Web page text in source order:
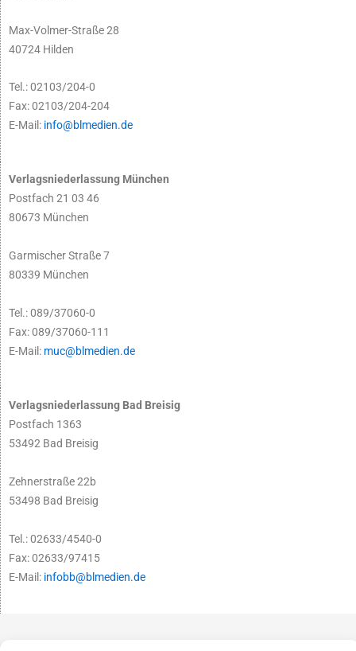
Max-Volmer-Straße 28
40724 Hilden
Tel.: 02103/204-0
Fax: 02103/204-204
E-Mail: info@blmedien.de
Verlagsniederlassung München
Postfach 21 03 46
80673 München
Garmischer Straße 7
80339 München
Tel.: 089/37060-0
Fax: 089/37060-111
E-Mail: muc@blmedien.de
Verlagsniederlassung Bad Breisig
Postfach 1363
53492 Bad Breisig
Zehnerstraße 22b
53498 Bad Breisig
Tel.: 02633/4540-0
Fax: 02633/97415
E-Mail: infobb@blmedien.de